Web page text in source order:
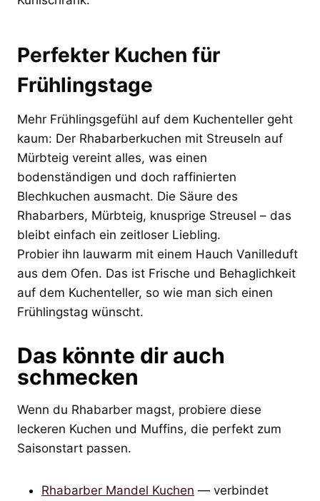
Perfekter Kuchen für
Frühlingstage
Mehr Frühlingsgefühl auf dem Kuchenteller geht
kaum: Der Rhabarberkuchen mit Streuseln auf
Mürbteig vereint alles, was einen
bodenständigen und doch raffinierten
Blechkuchen ausmacht. Die Säure des
Rhabarbers, Mürbteig, knusprige Streusel – das
bleibt einfach ein zeitloser Liebling.
Probier ihn lauwarm mit einem Hauch Vanilleduft
aus dem Ofen. Das ist Frische und Behaglichkeit
auf dem Kuchenteller, so wie man sich einen
Frühlingstag wünscht.
Das könnte dir auch
schmecken
Wenn du Rhabarber magst, probiere diese
leckeren Kuchen und Muffins, die perfekt zum
Saisonstart passen.
Rhabarber Mandel Kuchen — verbindet